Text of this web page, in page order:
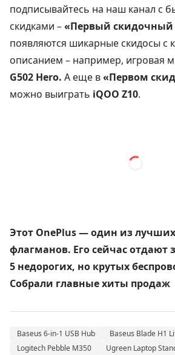
подписывайтесь на наш канал с
скидками –«Первый скидочный
появляются шикарные скидосы с
описанием – например, игровая
G502 Hero. А еще в«Первом
можно выиграть iQOO Z10.
Этот OnePlus — один из
флагманов. Его сейчас отдают
5 недорогих, но крутых
Собрали главные хиты продаж
Baseus 6-in-1 USB Hub
Baseus Blade H1
Logitech Pebble M350
Ugreen Laptop